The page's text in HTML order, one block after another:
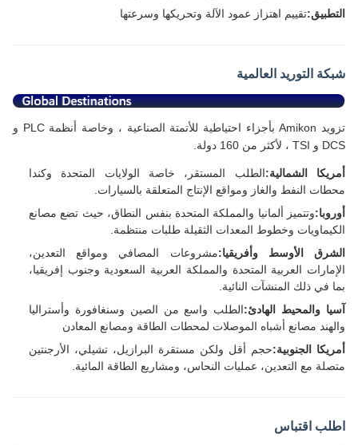
التطبيق:تقييم اهتزاز عمود الآلة وتحريكها وسرعتها
شبكة التوريد العالمية
تزويد Amikon بأجزاء احتياطية للأتمتة الصناعية ، وخاصة أنظمة PLC و
DCS و TSI ، لأكثر من 160 دولة.
أمريكا الشمالية:الطلب المستقر، خاصة الولايات المتحدة وكندا
محطات النفط والغاز ومواقع الإنتاج المتعلقة بالسيارات.
أوروبا:وتتميز ألمانيا والمملكة المتحدة بنفس النطاق، حيث تضع مصانع
الكيماويات وخطوط المعدات الثقيلة طلبات منتظمة.
الشرق الأوسط وأفريقيا:مشروعات المصافي ومواقع التعدين،
الإمارات العربية المتحدة والمملكة العربية السعودية وجنوب إفريقيا،
بما في ذلك المنشآت النائية.
آسيا والمحيط الهادئ:الطلب واسع من الصين وسنغافورة وأستراليا
والهند مصانع أشباه الموصلات لمحطات الطاقة ومصانع المعادن
أمريكا الجنوبية:حجم أقل ولكن مستقرة البرازيل، تشيلي، الأرجنتين
متصلة مع التعدين، عمليات النحاس، ومشاريع الطاقة المائية.
اطلب اقتباس